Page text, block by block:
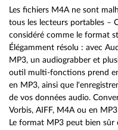
Les fichiers M4A ne sont
tous les lecteurs portables –
considéré comme le format
Élégamment résolu : avec
MP3, un audiograbber et
outil multi-fonctions prend
en MP3, ainsi que
de vos données audio.
Vorbis, AIFF, M4A ou en
Le format MP3 peut bien